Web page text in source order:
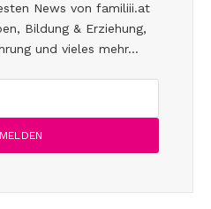
News von familiii.at
Bildung & Erziehung,
und vieles mehr...